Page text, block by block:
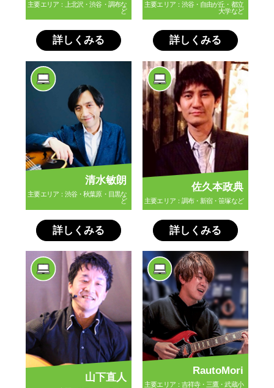
主要エリア：上北沢・渋谷・調布な
ど
詳しくみる
主要エリア：渋谷・自由が丘・都立
大学など
詳しくみる
清水敏朗
主要エリア：渋谷・秋葉原・目黒な
ど
詳しくみる
佐久本政典
主要エリア：調布・新宿・笹塚など
詳しくみる
山下直人
RautoMori
主要エリア：吉祥寺・三鷹・武蔵小